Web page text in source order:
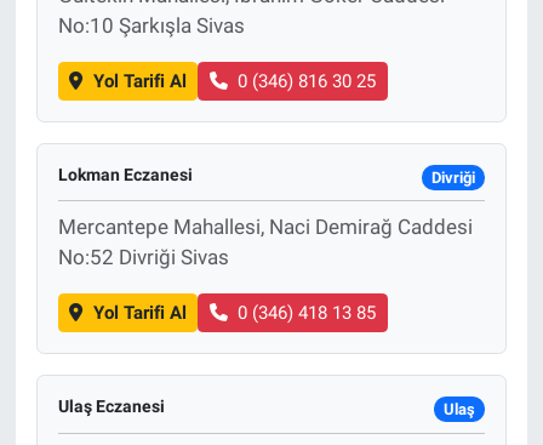
No:10 Şarkışla Sivas
Yol Tarifi Al 0 (346) 816 30 25
Lokman Eczanesi Divriği
Mercantepe Mahallesi, Naci Demirağ Caddesi
No:52 Divriği Sivas
Yol Tarifi Al 0 (346) 418 13 85
Ulaş Eczanesi Ulaş